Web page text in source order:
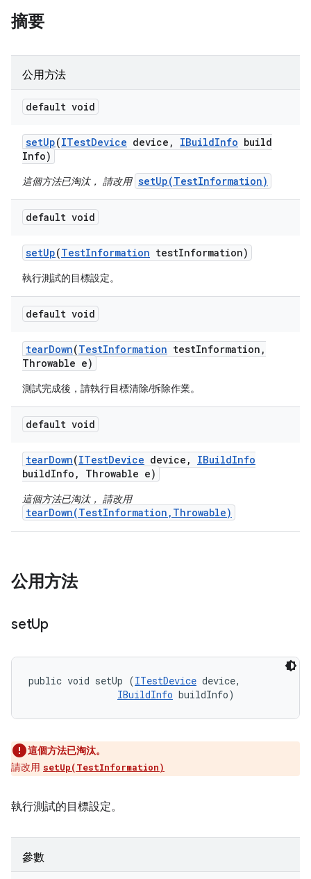
摘要
公用方法
default void
setUp(ITestDevice device , IBuildInfo build
Info)
這個方法已淘汰， 請改用 setUp(TestInformation)
default void
setUp(TestInformation testInformation)
執行測試的目標設定。
default void
tearDown(TestInformation testInformation ,
Throwable e)
測試完成後，請執行目標清除/拆除作業。
default void
tearDown(ITestDevice device , IBuildInfo
buildInfo , Throwable e)
這個方法已淘汰， 請改用
tearDown(TestInformation,Throwable)
公用方法
setUp
public void setUp (ITestDevice device,
IBuildInfo buildInfo)
這個方法已淘汰。
請改用 setUp(TestInformation)
執行測試的目標設定。
參數